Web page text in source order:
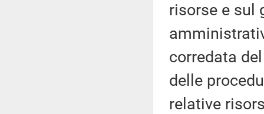
risorse e sul
corredata
delle
relative